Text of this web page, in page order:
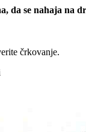
da se nahaja na
črkovanje.